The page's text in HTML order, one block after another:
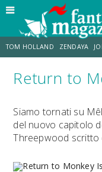
TOM HOLLAND ZENDAYA
STRANIMONDI LUCCA
SPIDER-MAN: BRAND NEW DAY
Return to
Siamo tornati su
del nuovo capitolo
Threepwood scritto